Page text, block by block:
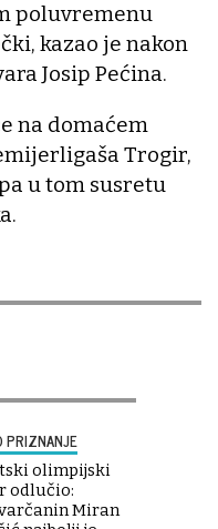
poluvremenu
kazao je nakon
Josip Pećina.
na domaćem
Trogir,
u tom susretu
PRIZNANJE
olimpijski
odlučio:
Miran